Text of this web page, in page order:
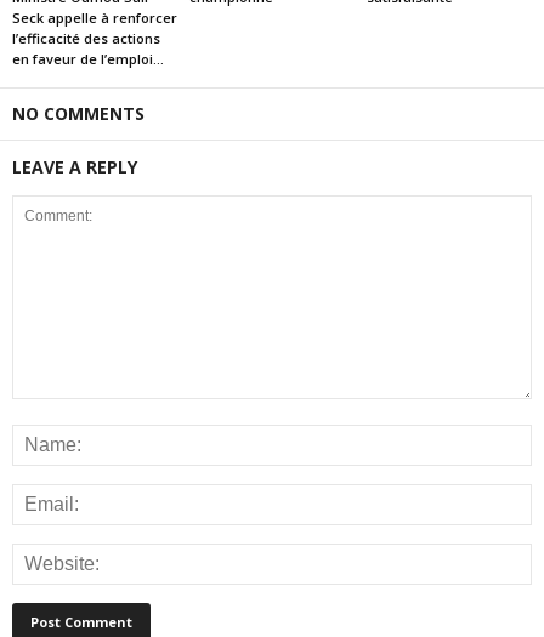
Seck appelle à renforcer
l’efficacité des actions
en faveur de l’emploi...
NO COMMENTS
LEAVE A REPLY